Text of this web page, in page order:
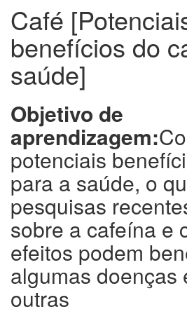
Café
benefícios do
saúde]
Objetivo de
aprendizagem:
potenciais
para a saúde, o
pesquisas
sobre a cafeína e
efeitos podem
algumas doenças
outras